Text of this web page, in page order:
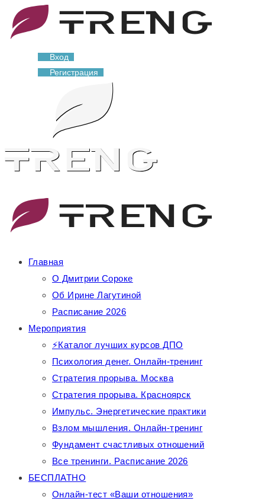
Вход
Регистрация
Главная
О Дмитрии Сорокe
Об Ирине Лагутиной
Расписание 2026
Мероприятия
⚡Каталог лучших курсов ДПО
Психология денег. Онлайн-тренинг
Стратегия прорыва. Москва
Стратегия прорыва. Красноярск
Импульс. Энергетические практики
Взлом мышления. Онлайн-тренинг
Фундамент счастливых отношений
Все тренинги. Расписание 2026
БЕСПЛАТНО
Онлайн-тест «Ваши отношения»